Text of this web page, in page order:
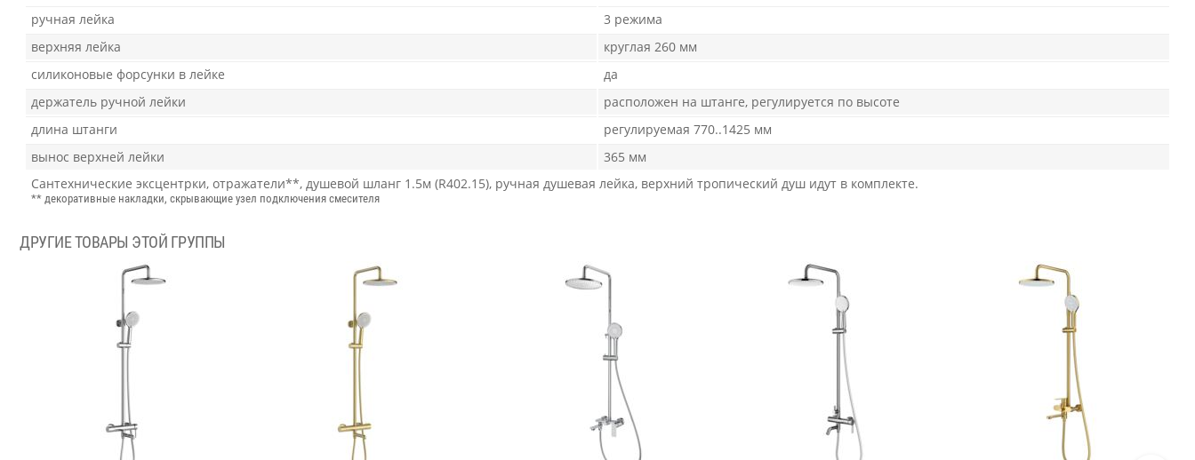
ручная лейка
3 режима
верхняя лейка
круглая 260 мм
силиконовые форсунки в лейке
да
держатель ручной лейки
расположен на штанге, регулируется по высоте
длина штанги
регулируемая 770..1425 мм
вынос верхней лейки
365 мм
Сантехнические эксцентрки, отражатели**, душевой шланг 1.5м (R402.15), ручная душевая лейка, верхний тропический душ идут в комплекте.
** декоративные накладки, скрывающие узел подключения смесителя
ДРУГИЕ ТОВАРЫ ЭТОЙ ГРУППЫ